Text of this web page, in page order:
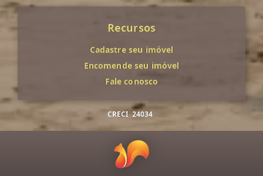
Recursos
Cadastre seu imóvel
Encomende seu imóvel
Fale conosco
CRECI 24034